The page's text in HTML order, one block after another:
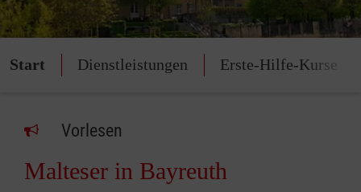
Start Dienstleistungen Erste-Hilfe-Kurse
Vorlesen
Malteser in Bayreuth